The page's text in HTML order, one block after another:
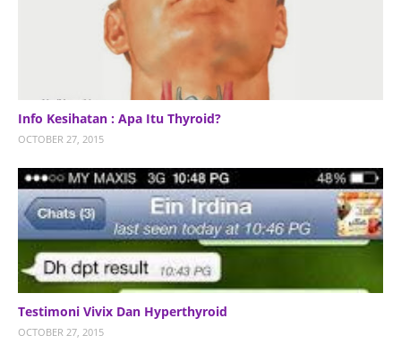
Info Kesihatan : Apa Itu Thyroid?
OCTOBER 27, 2015
Testimoni Vivix Dan Hyperthyroid
OCTOBER 27, 2015